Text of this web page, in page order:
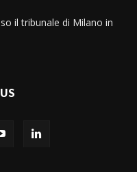
il tribunale di Milano in